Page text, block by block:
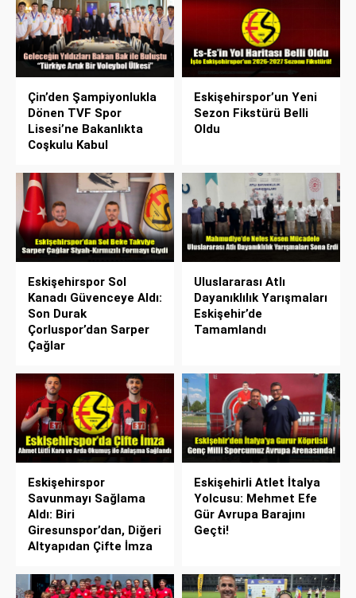
Çin’den Şampiyonlukla
Dönen TVF Spor
Lisesi’ne Bakanlıkta
Coşkulu Kabul
Eskişehirspor’un Yeni
Sezon Fikstürü Belli
Oldu
Eskişehirspor Sol
Kanadı Güvenceye Aldı:
Son Durak
Çorluspor’dan Sarper
Çağlar
Uluslararası Atlı
Dayanıklılık Yarışmaları
Eskişehir’de
Tamamlandı
Eskişehirspor
Savunmayı Sağlama
Aldı: Biri
Giresunspor’dan, Diğeri
Altyapıdan Çifte İmza
Eskişehirli Atlet İtalya
Yolcusu: Mehmet Efe
Gür Avrupa Barajını
Geçti!